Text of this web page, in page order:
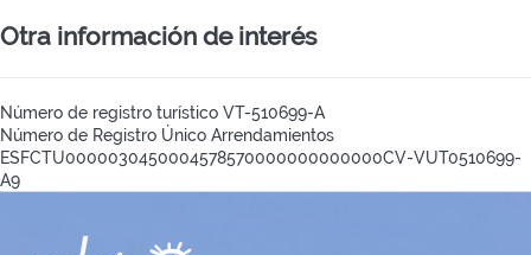
Otra información de interés
Número de registro turístico VT-510699-A
Número de Registro Único Arrendamientos
ESFCTU0000030450004578570000000000000CV-VUT0510699-
A9